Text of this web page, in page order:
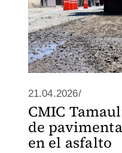
21.04.2026/
CMIC
de
en el asfalto